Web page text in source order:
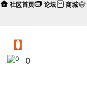
【】
0
社区首页 论坛 商城